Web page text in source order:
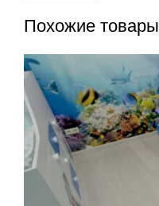
Похожие товары